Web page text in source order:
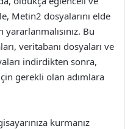
Metin2 dosyalarını elde
Bu
veritabanı dosyaları ve
indirdikten sonra,
gerekli olan adımlara
kurmanız